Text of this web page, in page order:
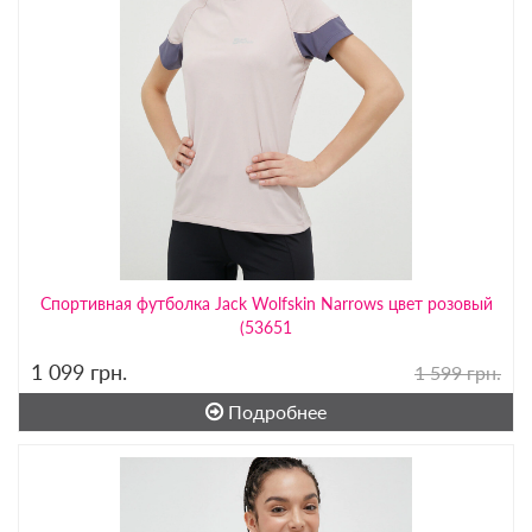
Спортивная футболка Jack Wolfskin Narrows цвет розовый
(53651
1 099 грн.
1 599 грн.
Подробнее